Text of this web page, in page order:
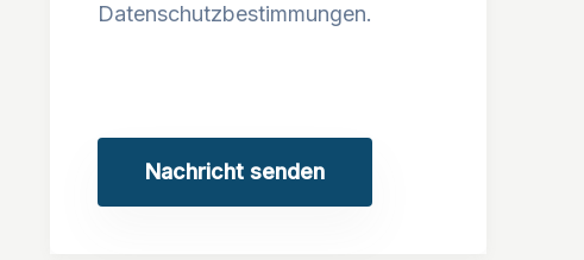
Datenschutzbestimmungen.
Nachricht senden